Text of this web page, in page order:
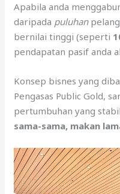
Apabila anda
daripada puluhan
bernilai tinggi (seperti
pendapatan pasif anda
Konsep bisnes yang
Pengasas Public Gold,
pertumbuhan yang
sama-sama, makan